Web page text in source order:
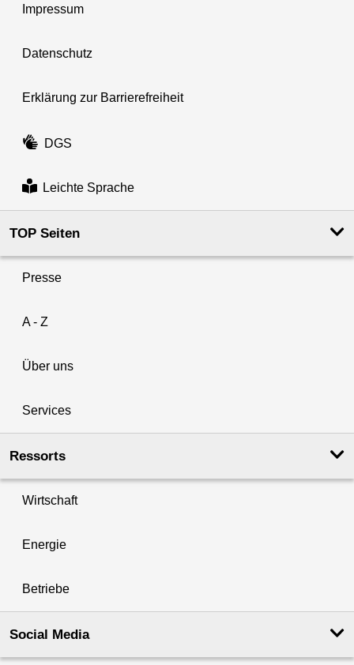
Impressum
Datenschutz
Erklärung zur Barrierefreiheit
DGS
Leichte Sprache
TOP Seiten
Presse
A - Z
Über uns
Services
Ressorts
Wirtschaft
Energie
Betriebe
Social Media